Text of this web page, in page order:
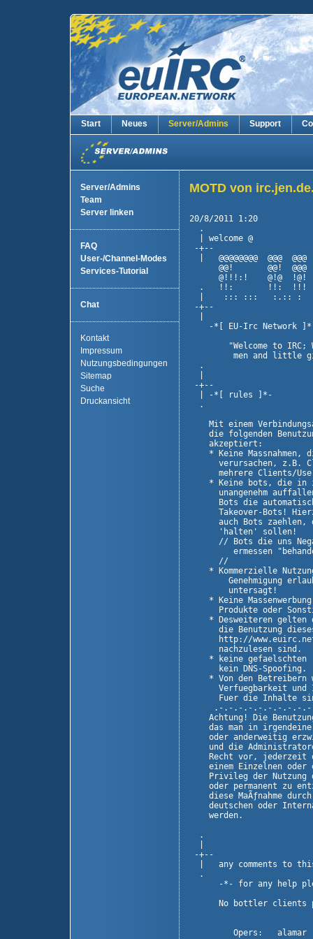
Start Neues Server/Admins Support
Server/Admins
Team
Server linken
FAQ
User-/Channel-Modes
Services-Tutorial
Chat
Kontakt
Impressum
Nutzungsbedingungen
Sitemap
Suche
Druckansicht
MOTD von
20/8/2011 1:20
.
| welcome @
-+--
|   @@@@@@@@  @@@  @@@
@@!       @@!  @@@
@!!!:!    @!@  !@!
.   !!:       !!:  !!!
|    ::: :::   :.:: :
-+--
-*[ EU-Irc Network
"Welcome to IRC;
men and little
.
-+--
| -*[ rules ]*-
.
Mit einem
die folgenden
    akzeptiert:
* Keine Massnahmen,
verursachen, z.B.
mehrere Clients/
* Keine bots, die in
unangenehm
Bots die
Takeover-Bots!
auch Bots zaehlen,
      'halten' sollen!
// Bots die uns
ermessen
      //
* Kommerzielle
Genehmigung
        untersagt!
* Keine
Produkte oder
* Desweiteren gelten
die Benutzung
http://
      nachzulesen sind.
* keine gefaelschten
      kein DNS-Spoofing.
* Von den Betreibern
Verfuegbarkeit und
Fuer die Inhalte
.-.-.-.-.-.-.-.-.-
Achtung! Die
das man in
oder anderweitig
und die
Recht vor, jederzeit
einem Einzelnen oder
Privileg der Nutzung
oder permanent zu
diese MaÃƒnahme
deutschen oder
    werden.
.
-+--
|   any comments to
.
-*- for any help
No bottler clients